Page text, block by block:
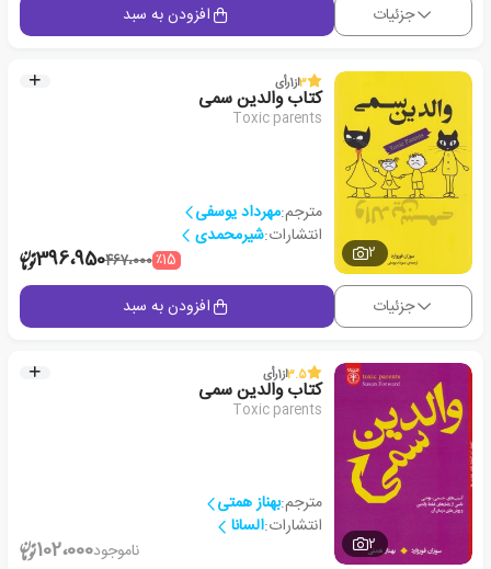
جزئیات افزودن به سبد
2
3از1رأی
کتاب والدین سمی
Toxic parents
مترجم:مهرداد یوسفی
انتشارات:شیرمحمدی
٪15467،000396،950
جزئیات افزودن به سبد
2
3.5از1رأی
کتاب والدین سمی
Toxic parents
مترجم:بهناز همتی
انتشارات:السانا
ناموجود102،000